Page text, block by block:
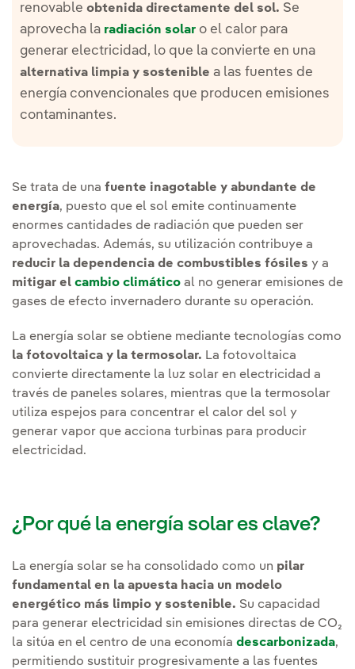
renovable obtenida directamente del sol. Se
aprovecha la radiación solar o el calor para
generar electricidad, lo que la convierte en una
alternativa limpia y sostenible a las fuentes de
energía convencionales que producen emisiones
contaminantes.
Se trata de una fuente inagotable y abundante de
energía, puesto que el sol emite continuamente
enormes cantidades de radiación que pueden ser
aprovechadas. Además, su utilización contribuye a
reducir la dependencia de combustibles fósiles y a
mitigar el cambio climático al no generar emisiones de
gases de efecto invernadero durante su operación.
La energía solar se obtiene mediante tecnologías como
la fotovoltaica y la termosolar. La fotovoltaica
convierte directamente la luz solar en electricidad a
través de paneles solares, mientras que la termosolar
utiliza espejos para concentrar el calor del sol y
generar vapor que acciona turbinas para producir
electricidad.
¿Por qué la energía solar es clave?
La energía solar se ha consolidado como un pilar
fundamental en la apuesta hacia un modelo
energético más limpio y sostenible. Su capacidad
para generar electricidad sin emisiones directas de CO₂
la sitúa en el centro de una economía descarbonizada,
permitiendo sustituir progresivamente a las fuentes